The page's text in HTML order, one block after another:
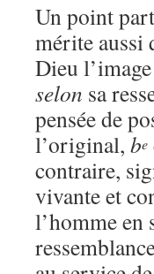
Un point
mérite aussi
Dieu l’image
selon sa
pensée de
l’original, be
contraire,
vivante et
l’homme en